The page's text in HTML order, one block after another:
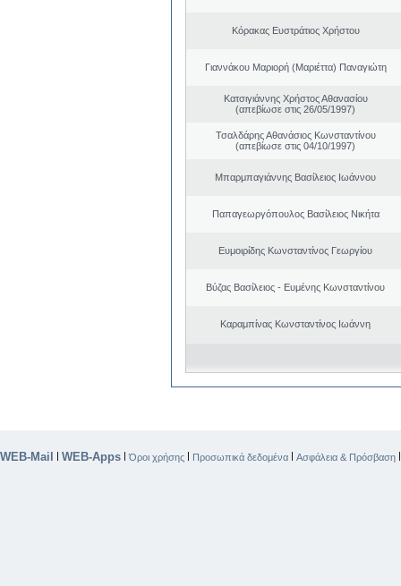
Κόρακας Ευστράτιος Χρήστου
Γιαννάκου Μαριορή (Μαριέττα) Παναγιώτη
Κατσιγιάννης Χρήστος Αθανασίου
(απεβίωσε στις 26/05/1997)
Τσαλδάρης Αθανάσιος Κωνσταντίνου
(απεβίωσε στις 04/10/1997)
Μπαρμπαγιάννης Βασίλειος Ιωάννου
Παπαγεωργόπουλος Βασίλειος Νικήτα
Ευμοιρίδης Κωνσταντίνος Γεωργίου
Βύζας Βασίλειος - Ευμένης Κωνσταντίνου
Καραμπίνας Κωνσταντίνος Ιωάννη
WEB-Mail | WEB-Apps |Όροι χρήσης | Προσωπικά δεδομένα | Ασφάλεια & Πρόσβαση